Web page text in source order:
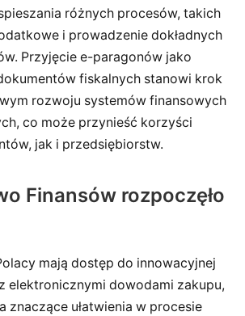
różnych procesów, takich
i prowadzenie dokładnych
Przyjęcie e-paragonów jako
fiskalnych stanowi krok
rozwoju systemów finansowych
co może przynieść korzyści
jak i przedsiębiorstw.
Finansów rozpoczęło
mają dostęp do innowacyjnej
elektronicznymi dowodami zakupu,
znaczące ułatwienia w procesie